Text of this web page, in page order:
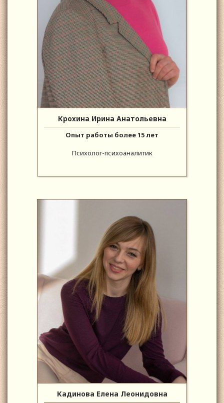
Крохина Ирина Анатольевна
Опыт работы более 15 лет
Психолог-психоаналитик
Кадинова Елена Леонидовна